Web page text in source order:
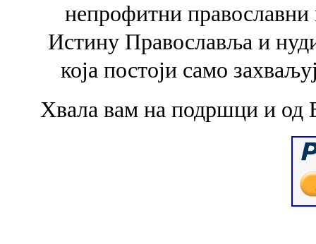
непрофитни православни
Истину Православља и
која постоји само
Хвала вам на подршци и од